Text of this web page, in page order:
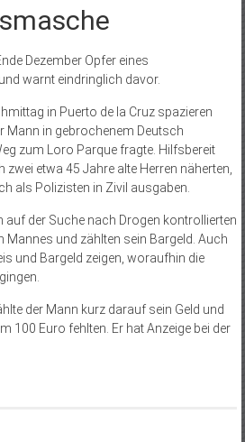
Dezember Opfer eines
warnt eindringlich davor.
in Puerto de la Cruz spazieren
Mann in gebrochenem Deutsch
zum Loro Parque fragte. Hilfsbereit
zwei etwa 45 Jahre alte Herren näherten,
als Polizisten in Zivil ausgaben.
auf der Suche nach Drogen kontrollierten
Mannes und zählten sein Bargeld. Auch
und Bargeld zeigen, woraufhin die
der Mann kurz darauf sein Geld und
100 Euro fehlten. Er hat Anzeige bei der